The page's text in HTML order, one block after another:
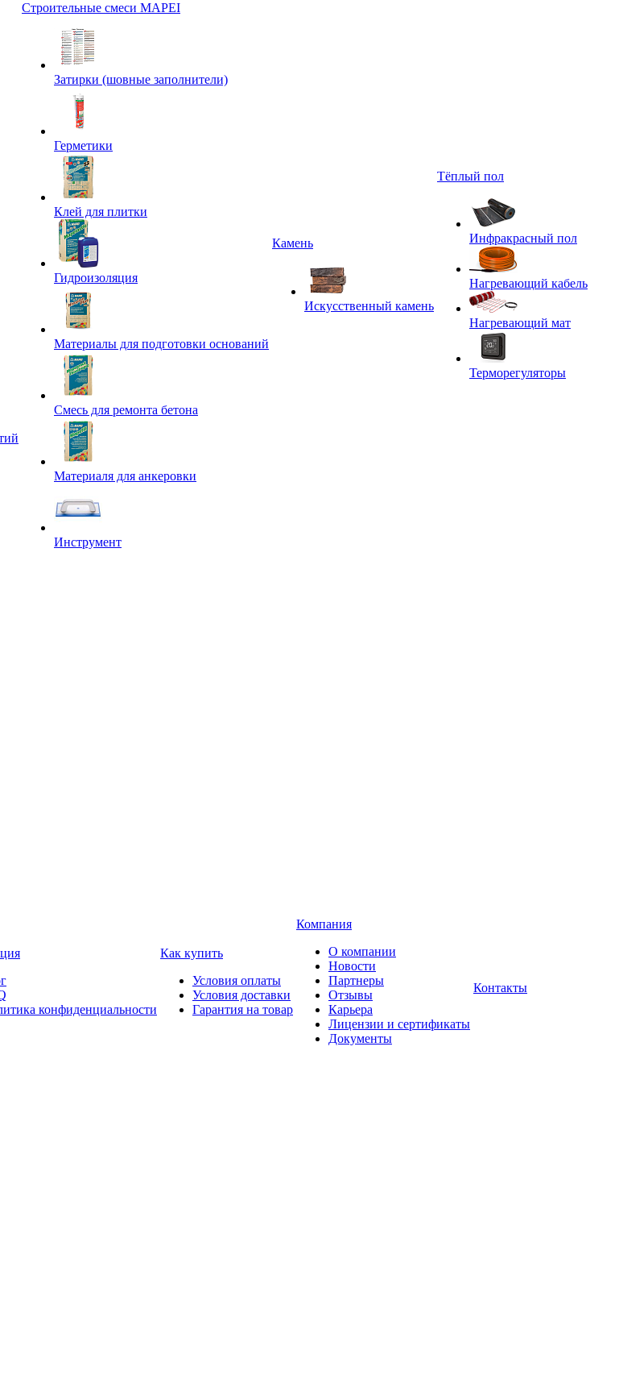
Строительные смеси MAPEI
Затирки (шовные заполнители)
Герметики
Клей для плитки
Гидроизоляция
Материалы для подготовки оснований
Смесь для ремонта бетона
Материаля для анкеровки
Инструмент
Камень
Искусственный камень
Тёплый пол
Инфракрасный пол
Нагревающий кабель
Нагревающий мат
Терморегуляторы
конфиденциальности
Как купить
Условия оплаты
Условия доставки
Гарантия на товар
Компания
О компании
Новости
Партнеры
Отзывы
Карьера
Лицензии и сертификаты
Документы
Контакты